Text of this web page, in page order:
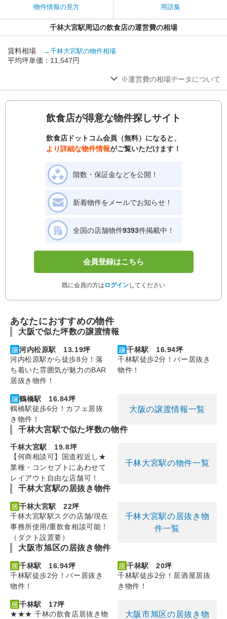
物件情報の見方 用語集
千林大宮駅周辺の飲食店の運営費の相場
賃料相場 →千林大宮駅の物件相場
平均坪単価：11,547円
※運営費の相場データについて
飲食店が得意な物件探しサイト
飲食店ドットコム会員（無料）になると、
より詳細な物件情報がご覧いただけます！
階数・保証金などを公開！
新着物件をメールでお知らせ！
全国の店舗物件9393件掲載中！
会員登録はこちら
既に会員の方は ログインしてください
あなたにおすすめの物件
大阪で似た坪数の譲渡情報
河内松原駅 13.19坪
河内松原駅から徒歩8分！落
ち着いた雰囲気が魅力のBAR
居抜き物件！
千林駅 16.94坪
千林駅徒歩2分！バー居抜き
物件！
鶴橋駅 16.84坪
鶴橋駅徒歩6分！カフェ居抜
き物件！
大阪の譲渡情報一覧
千林大宮駅で似た坪数の物件
千林大宮駅 19.8坪
【何商相談可】国道程近し★
業種・コンセプトにあわせて
レイアウト自由な店舗可！
千林大宮駅の物件一覧
千林大宮駅の居抜き物件
千林大宮駅 22坪
千林大宮駅駅スグの店舗/現在
事務所使用/重飲食相談可能！
（ダクト設置要）
千林大宮駅の居抜き物
件一覧
大阪市旭区の居抜き物件
千林駅 16.94坪
千林駅徒歩2分！バー居抜き
物件！
千林駅 20坪
千林駅徒歩2分！居酒屋居抜
き物件！
千林駅 17坪
★★★ 千林の飲食店居抜き物
大阪市旭区の居抜き物